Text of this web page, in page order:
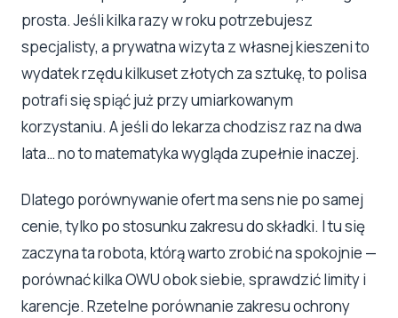
prosta. Jeśli kilka razy w roku potrzebujesz
specjalisty, a prywatna wizyta z własnej kieszeni to
wydatek rzędu kilkuset złotych za sztukę, to polisa
potrafi się spiąć już przy umiarkowanym
korzystaniu. A jeśli do lekarza chodzisz raz na dwa
lata… no to matematyka wygląda zupełnie inaczej.
Dlatego porównywanie ofert ma sens nie po samej
cenie, tylko po stosunku zakresu do składki. I tu się
zaczyna ta robota, którą warto zrobić na spokojnie —
porównać kilka OWU obok siebie, sprawdzić limity i
karencje. Rzetelne porównanie zakresu ochrony